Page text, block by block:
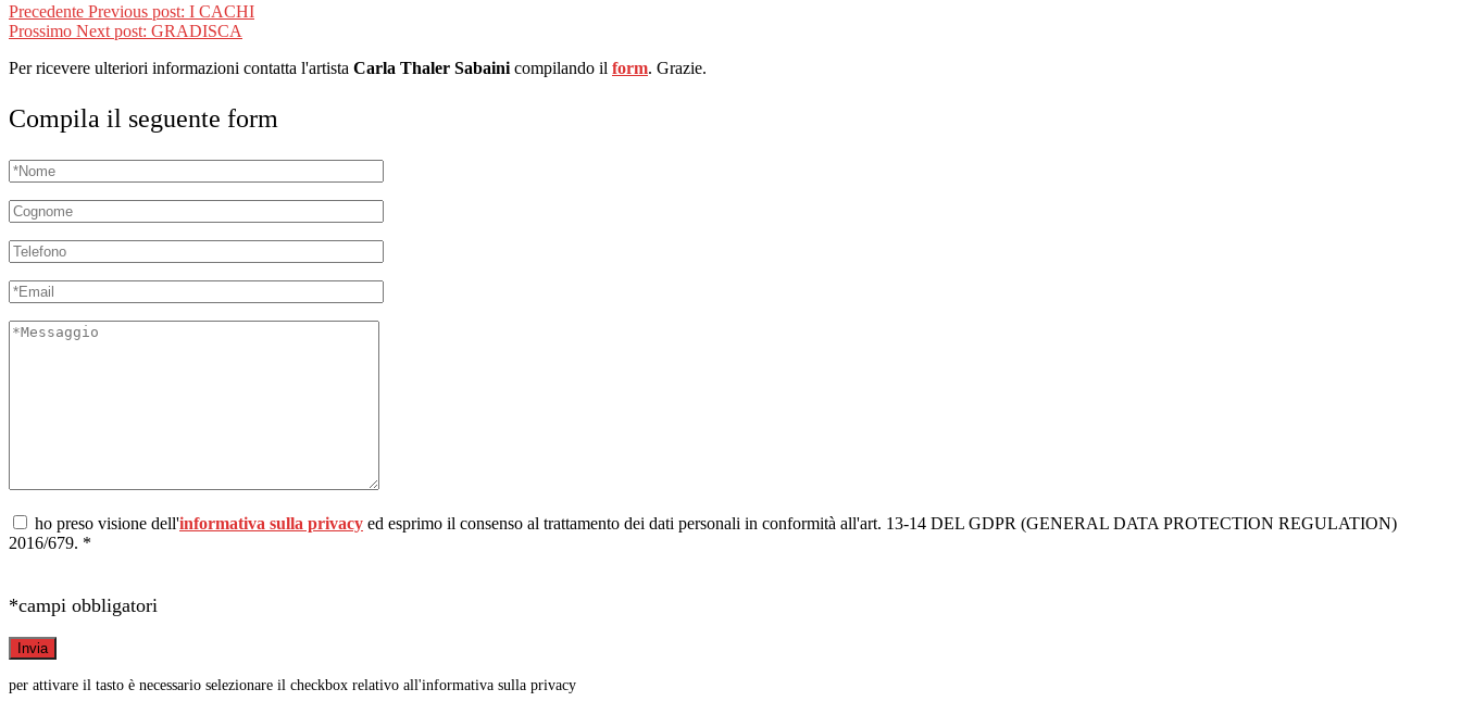
Precedente Previous post: I CACHI
Prossimo Next post: GRADISCA
Per ricevere ulteriori informazioni contatta l'artista Carla Thaler Sabaini compilando il form. Grazie.
Compila il seguente form
ho preso visione dell'informativa sulla privacy ed esprimo il consenso al trattamento dei dati personali in conformità all'art. 13-14 DEL GDPR (GENERAL DATA PROTECTION REGULATION)
2016/679. *
*campi obbligatori
per attivare il tasto è necessario selezionare il checkbox relativo all'informativa sulla privacy